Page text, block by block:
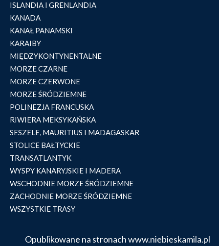
ISLANDIA I GRENLANDIA
KANADA
KANAŁ PANAMSKI
KARAIBY
MIĘDZYKONTYNENTALNE
MORZE CZARNE
MORZE CZERWONE
MORZE ŚRÓDZIEMNE
POLINEZJA FRANCUSKA
RIWIERA MEKSYKAŃSKA
SESZELE, MAURITIUS I MADAGASKAR
STOLICE BAŁTYCKIE
TRANSATLANTYK
WYSPY KANARYJSKIE I MADERA
WSCHODNIE MORZE ŚRÓDZIEMNE
ZACHODNIE MORZE ŚRÓDZIEMNE
WSZYSTKIE TRASY
Opublikowane na stronach www.niebieskamila.pl